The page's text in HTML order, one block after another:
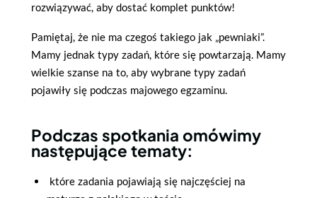
rozwiązywać, aby dostać komplet punktów!
Pamiętaj, że nie ma czegoś takiego jak „pewniaki”.
Mamy jednak typy zadań, które się powtarzają. Mamy
wielkie szanse na to, aby wybrane typy zadań
pojawiły się podczas majowego egzaminu.
Podczas spotkania omówimy
następujące tematy:
które zadania pojawiają się najczęściej na